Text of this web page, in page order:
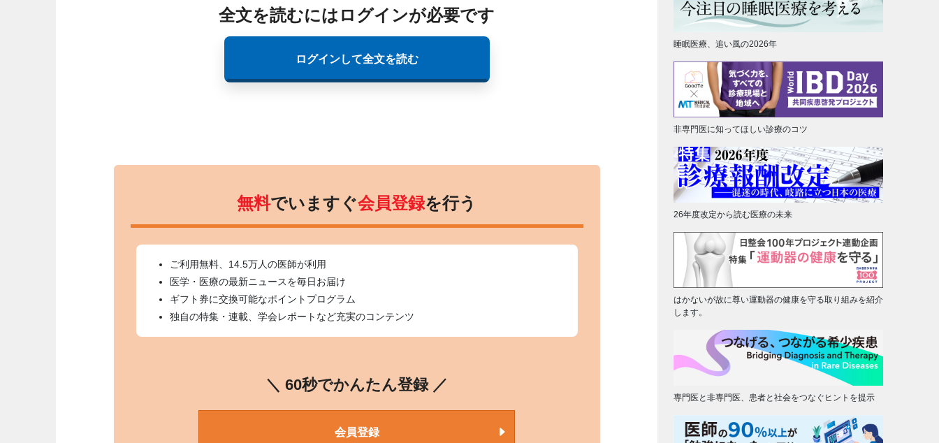
全文を読むにはログインが必要です
ログインして全文を読む
無料でいますぐ会員登録を行う
ご利用無料、14.5万人の医師が利用
医学・医療の最新ニュースを毎日お届け
ギフト券に交換可能なポイントプログラム
独自の特集・連載、学会レポートなど充実のコンテンツ
＼ 60秒でかんたん登録 ／
会員登録
睡眠医療、追い風の2026年
非専門医に知ってほしい診療のコツ
26年度改定から読む医療の未来
はかないが故に尊い運動器の健康を守る取り組みを紹介
します。
専門医と非専門医、患者と社会をつなぐヒントを提示